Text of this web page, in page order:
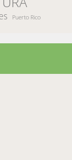
Puerto Rico